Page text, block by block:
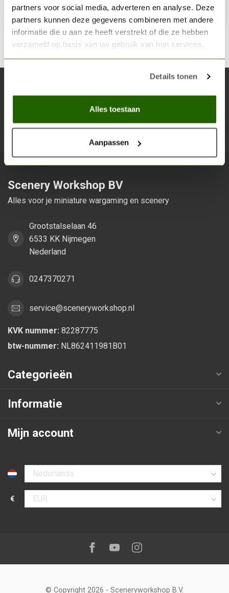
partners voor social media, adverteren en analyse. Deze
partners kunnen deze gegevens combineren met andere
informatie die u aan ze heeft verstrekt of die ze hebben
verzameld op basis van uw gebruik van hun services.
Details tonen
Alles toestaan
Aanpassen
Scenery Workshop BV
Alles voor je miniature wargaming en scenery
Grootstalselaan 46
6533 KK Nijmegen
Nederland
0247370271
service@sceneryworkshop.nl
KVK nummer: 82287775
btw-nummer: NL862411981B01
Categorieën
Informatie
Mijn account
Selecteer taal
€
Selecteer valuta
Volg ons op:Facebook
YoutubeInstagram
© Copyright 2026 - Sceneryworkshop B.V.